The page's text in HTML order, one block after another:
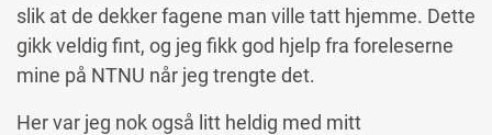
slik at de dekker fagene man ville tatt hjemme. Dette
gikk veldig fint, og jeg fikk god hjelp fra foreleserne
mine på NTNU når jeg trengte det.
Her var jeg nok også litt heldig med mitt